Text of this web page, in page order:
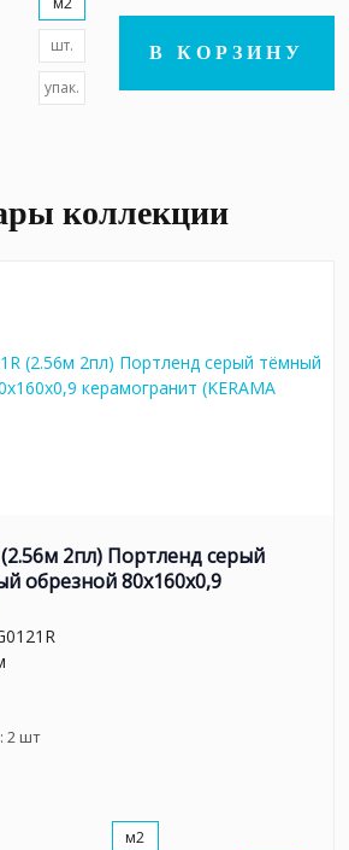
шт.
упак.
В КОРЗИНУ
коллекции
(2.56м 2пл) Портленд серый
обрезной 80x160x0,9
2шт
м2